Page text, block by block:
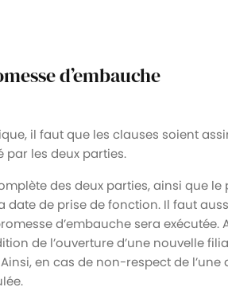
d’embauche
il faut que les clauses soient
les deux parties.
des deux parties, ainsi que le
date de prise de fonction. Il faut
d’embauche sera exécutée.
de l’ouverture d’une nouvelle
en cas de non-respect de l’une